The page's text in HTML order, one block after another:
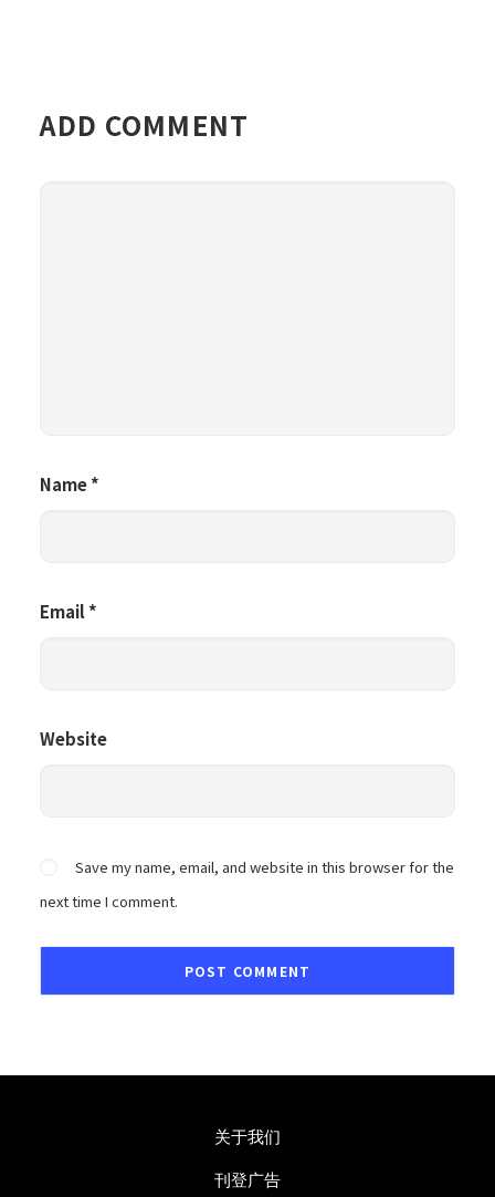
ADD COMMENT
Name*
Email*
Website
Save my name, email, and website in this browser for the
next time I comment.
关于我们
刊登广告